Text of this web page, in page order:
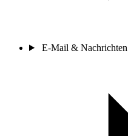
E-Mail & Nachrichten